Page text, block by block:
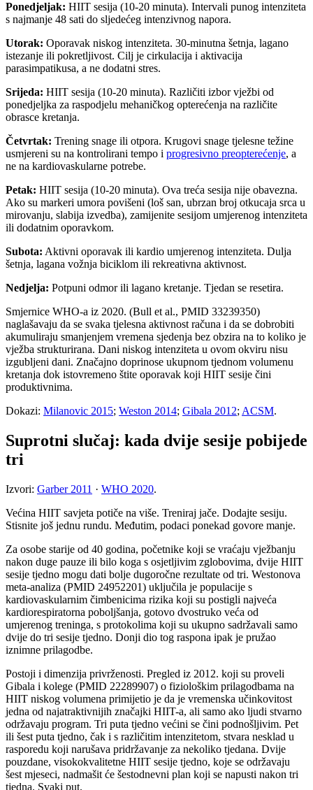
Ponedjeljak: HIIT sesija (10-20 minuta). Intervali punog intenziteta
s najmanje 48 sati do sljedećeg intenzivnog napora.
Utorak: Oporavak niskog intenziteta. 30-minutna šetnja, lagano
istezanje ili pokretljivost. Cilj je cirkulacija i aktivacija
parasimpatikusa, a ne dodatni stres.
Srijeda: HIIT sesija (10-20 minuta). Različiti izbor vježbi od
ponedjeljka za raspodjelu mehaničkog opterećenja na različite
obrasce kretanja.
Četvrtak: Trening snage ili otpora. Krugovi snage tjelesne težine
usmjereni su na kontrolirani tempo i progresivno preopterećenje, a
ne na kardiovaskularne potrebe.
Petak: HIIT sesija (10-20 minuta). Ova treća sesija nije obavezna.
Ako su markeri umora povišeni (loš san, ubrzan broj otkucaja srca u
mirovanju, slabija izvedba), zamijenite sesijom umjerenog intenziteta
ili dodatnim oporavkom.
Subota: Aktivni oporavak ili kardio umjerenog intenziteta. Dulja
šetnja, lagana vožnja biciklom ili rekreativna aktivnost.
Nedjelja: Potpuni odmor ili lagano kretanje. Tjedan se resetira.
Smjernice WHO-a iz 2020. (Bull et al., PMID 33239350)
naglašavaju da se svaka tjelesna aktivnost računa i da se dobrobiti
akumuliraju smanjenjem vremena sjedenja bez obzira na to koliko je
vježba strukturirana. Dani niskog intenziteta u ovom okviru nisu
izgubljeni dani. Značajno doprinose ukupnom tjednom volumenu
kretanja dok istovremeno štite oporavak koji HIIT sesije čini
produktivnima.
Dokazi: Milanovic 2015; Weston 2014; Gibala 2012; ACSM.
Suprotni slučaj: kada dvije sesije pobijede
tri
Izvori: Garber 2011 · WHO 2020.
Većina HIIT savjeta potiče na više. Treniraj jače. Dodajte sesiju.
Stisnite još jednu rundu. Međutim, podaci ponekad govore manje.
Za osobe starije od 40 godina, početnike koji se vraćaju vježbanju
nakon duge pauze ili bilo koga s osjetljivim zglobovima, dvije HIIT
sesije tjedno mogu dati bolje dugoročne rezultate od tri. Westonova
meta-analiza (PMID 24952201) uključila je populacije s
kardiovaskularnim čimbenicima rizika koji su postigli najveća
kardiorespiratorna poboljšanja, gotovo dvostruko veća od
umjerenog treninga, s protokolima koji su ukupno sadržavali samo
dvije do tri sesije tjedno. Donji dio tog raspona ipak je pružao
iznimne prilagodbe.
Postoji i dimenzija privrženosti. Pregled iz 2012. koji su proveli
Gibala i kolege (PMID 22289907) o fiziološkim prilagodbama na
HIIT niskog volumena primijetio je da je vremenska učinkovitost
jedna od najatraktivnijih značajki HIIT-a, ali samo ako ljudi stvarno
održavaju program. Tri puta tjedno većini se čini podnošljivim. Pet
ili šest puta tjedno, čak i s različitim intenzitetom, stvara nesklad u
rasporedu koji narušava pridržavanje za nekoliko tjedana. Dvije
pouzdane, visokokvalitetne HIIT sesije tjedno, koje se održavaju
šest mjeseci, nadmašit će šestodnevni plan koji se napusti nakon tri
tjedna. Svaki put.